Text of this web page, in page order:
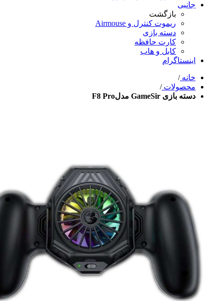
جانبی
بازگشت
ریموت کنترل و Airmouse
دسته بازی
کارت حافظه
کابل و هاب
اینستاگرام
خانه /
محصولات /
دسته بازی GameSir مدلF8 Pro